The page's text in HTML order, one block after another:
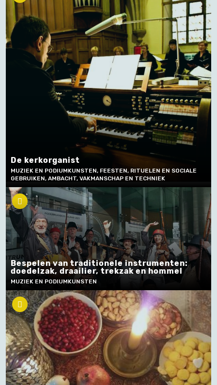
De kerkorganist
MUZIEK EN PODIUMKUNSTEN, FEESTEN, RITUELEN EN SOCIALE
GEBRUIKEN, AMBACHT, VAKMANSCHAP EN TECHNIEK
Bespelen van traditionele instrumenten:
doedelzak, draailier, trekzak en hommel
MUZIEK EN PODIUMKUNSTEN